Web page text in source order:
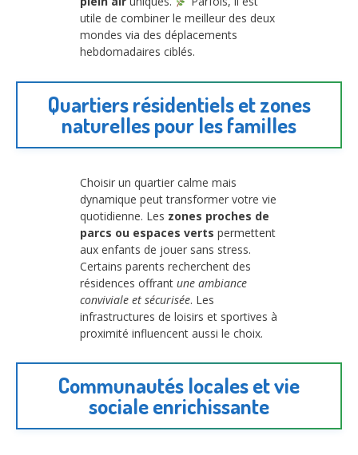
utile de combiner le meilleur des deux
mondes via des déplacements
hebdomadaires ciblés.
Quartiers résidentiels et zones
naturelles pour les familles
Choisir un quartier calme mais
dynamique peut transformer votre vie
quotidienne. Les zones proches de
parcs ou espaces verts permettent
aux enfants de jouer sans stress.
Certains parents recherchent des
résidences offrant une ambiance
conviviale et sécurisée. Les
infrastructures de loisirs et sportives à
proximité influencent aussi le choix.
Communautés locales et vie
sociale enrichissante